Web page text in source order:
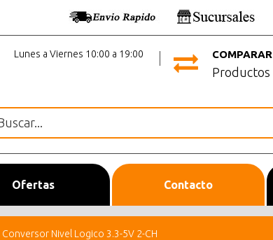
COMPARAR
Productos
Lunes a Viernes 10:00 a 19:00
Ofertas Contacto
Conversor Nivel Logico 3.3-5V 2-CH